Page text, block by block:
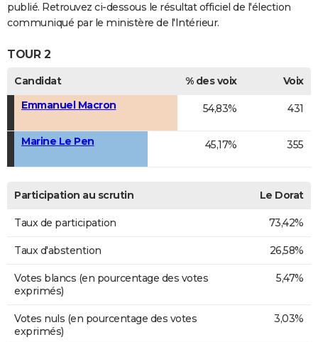
Se connecter
Collèges
Universités
Entreprises
Service militaire
Avis de recherche
AVIS DE DÉCÈS
FORUM
Bricolage
Culture
Television
Voyage
publié. Retrouvez ci-dessous le résultat officiel de l'élection
communiqué par le ministère de l'Intérieur.
TOUR 2
Candidat % des voix
Voix
Emmanuel Macron
54,83% 431
Marine Le Pen 45,17% 355
Participation au scrutin Le Dorat
Taux de participation 73,42%
Taux d'abstention 26,58%
Votes blancs (en pourcentage des votes
exprimés)
5,47%
Votes nuls (en pourcentage des votes
exprimés)
3,03%